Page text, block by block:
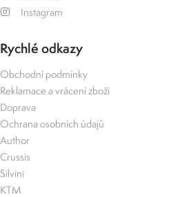
Instagram
Rychlé odkazy
Obchodní podmínky
Reklamace a vrácení zboží
Doprava
Ochrana osobních údajů
Author
Crussis
Silvini
KTM